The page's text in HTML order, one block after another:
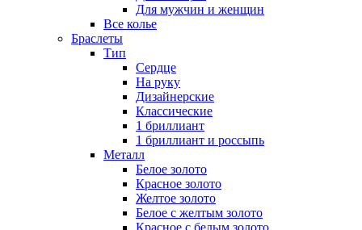
Для мужчин и женщин
Все колье
Браслеты
Тип
Сердце
На руку
Дизайнерские
Классические
1 бриллиант
1 бриллиант и россыпь
Металл
Белое золото
Красное золото
Желтое золото
Белое с желтым золото
Красное с белым золото